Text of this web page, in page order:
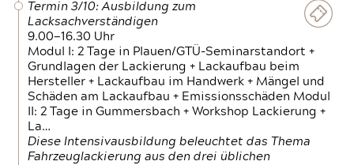
Termin 3/10: Ausbildung zum
Lacksachverständigen
9.00—16.30 Uhr
Modul I: 2 Tage in Plauen/GTÜ-Seminarstandort +
Grundlagen der Lackierung + Lackaufbau beim
Hersteller + Lackaufbau im Handwerk + Mängel und
Schäden am Lackaufbau + Emissionsschäden Modul
II: 2 Tage in Gummersbach + Workshop Lackierung +
La…
Diese Intensivausbildung beleuchtet das Thema
Fahrzeuglackierung aus den drei üblichen